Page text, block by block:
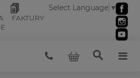
FAKTURY
Select Language ▼